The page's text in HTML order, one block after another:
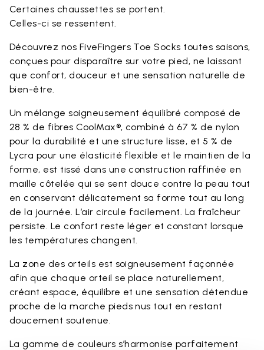
Certaines chaussettes se portent.
Celles-ci se ressentent.
Découvrez nos FiveFingers Toe Socks toutes saisons,
conçues pour disparaître sur votre pied, ne laissant
que confort, douceur et une sensation naturelle de
bien-être.
Un mélange soigneusement équilibré composé de
28 % de fibres CoolMax®, combiné à 67 % de nylon
pour la durabilité et une structure lisse, et 5 % de
Lycra pour une élasticité flexible et le maintien de la
forme, est tissé dans une construction raffinée en
maille côtelée qui se sent douce contre la peau tout
en conservant délicatement sa forme tout au long
de la journée. L’air circule facilement. La fraîcheur
persiste. Le confort reste léger et constant lorsque
les températures changent.
La zone des orteils est soigneusement façonnée
afin que chaque orteil se place naturellement,
créant espace, équilibre et une sensation détendue
proche de la marche pieds nus tout en restant
doucement soutenue.
La gamme de couleurs s’harmonise parfaitement